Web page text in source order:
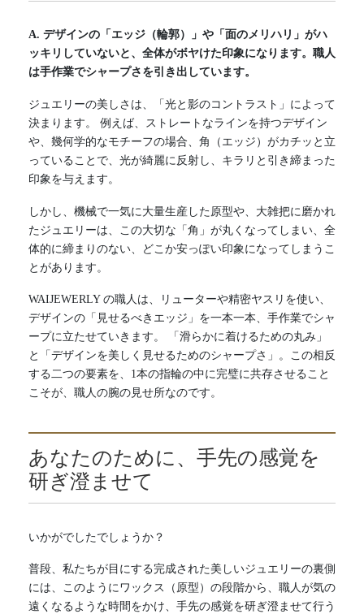
A. デザインの「エッジ（輪郭）」や「面のメリハリ」がハ
ッキリしていないと、全体がボヤけた印象になります。職人
は手作業でシャープさを引き出しています。
ジュエリーの美しさは、「光と影のコントラスト」によって
決まります。 例えば、ストレートなラインを持つデザイン
や、幾何学的なモチーフの場合、角（エッジ）がカチッと立
っていることで、光が綺麗に反射し、キラリと引き締まった
印象を与えます。
しかし、機械で一気に大量生産した原型や、大雑把に磨かれ
たジュエリーは、この大切な「角」が丸くなってしまい、全
体的に締まりのない、どこか安っぽい印象になってしまうこ
とがあります。
WAIJEWERLY の職人は、リューターや精密ヤスリを使い、
デザインの「見せるべきエッジ」を一本一本、手作業でシャ
ープに立たせていきます。 「滑らかに着けるための丸み」
と「デザインを美しく見せるためのシャープさ」。この相反
する二つの要素を、1本の指輪の中に完璧に共存させること
こそが、職人の腕の見せ所なのです。
あなたのために、手先の感覚を
研ぎ澄ませて
いかがでしたでしょうか？
普段、私たちが目にする完成された美しいジュエリーの裏側
には、このようにワックス（原型）の段階から、職人が気の
遠くなるような時間をかけ、手先の感覚を研ぎ澄ませて行う